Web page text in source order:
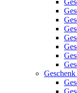
Geschenk